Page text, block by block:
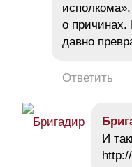
о причинах.
давно
Ответить
И